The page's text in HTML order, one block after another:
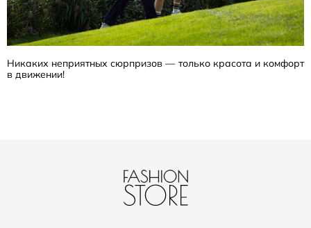
Никаких неприятных сюрпризов — только красота и комфорт
в движении!